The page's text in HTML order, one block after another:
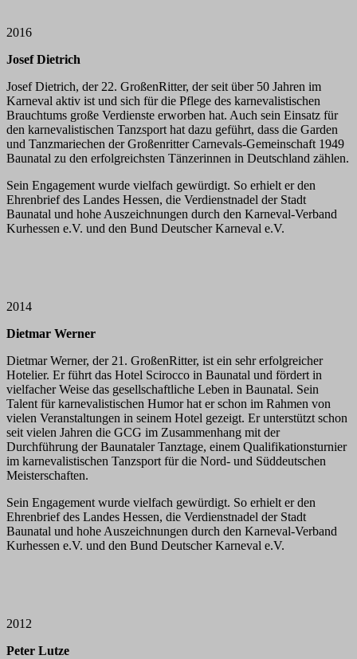
2016
Josef Dietrich
Josef Dietrich, der 22. GroßenRitter, der seit über 50 Jahren im
Karneval aktiv ist und sich für die Pflege des karnevalistischen
Brauchtums große Verdienste erworben hat. Auch sein Einsatz für
den karnevalistischen Tanzsport hat dazu geführt, dass die Garden
und Tanzmariechen der Großenritter Carnevals-Gemeinschaft 1949
Baunatal zu den erfolgreichsten Tänzerinnen in Deutschland zählen.
Sein Engagement wurde vielfach gewürdigt. So erhielt er den
Ehrenbrief des Landes Hessen, die Verdienstnadel der Stadt
Baunatal und hohe Auszeichnungen durch den Karneval-Verband
Kurhessen e.V. und den Bund Deutscher Karneval e.V.
2014
Dietmar Werner
Dietmar Werner, der 21. GroßenRitter, ist ein sehr erfolgreicher
Hotelier. Er führt das Hotel Scirocco in Baunatal und fördert in
vielfacher Weise das gesellschaftliche Leben in Baunatal. Sein
Talent für karnevalistischen Humor hat er schon im Rahmen von
vielen Veranstaltungen in seinem Hotel gezeigt. Er unterstützt schon
seit vielen Jahren die GCG im Zusammenhang mit der
Durchführung der Baunataler Tanztage, einem Qualifikationsturnier
im karnevalistischen Tanzsport für die Nord- und Süddeutschen
Meisterschaften.
Sein Engagement wurde vielfach gewürdigt. So erhielt er den
Ehrenbrief des Landes Hessen, die Verdienstnadel der Stadt
Baunatal und hohe Auszeichnungen durch den Karneval-Verband
Kurhessen e.V. und den Bund Deutscher Karneval e.V.
2012
Peter Lutze